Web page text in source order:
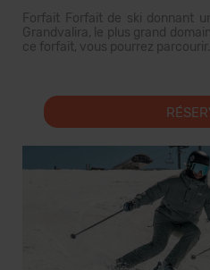
Forfait Forfait de ski donnant
Grandvalira, le plus grand
ce forfait, vous pourrez